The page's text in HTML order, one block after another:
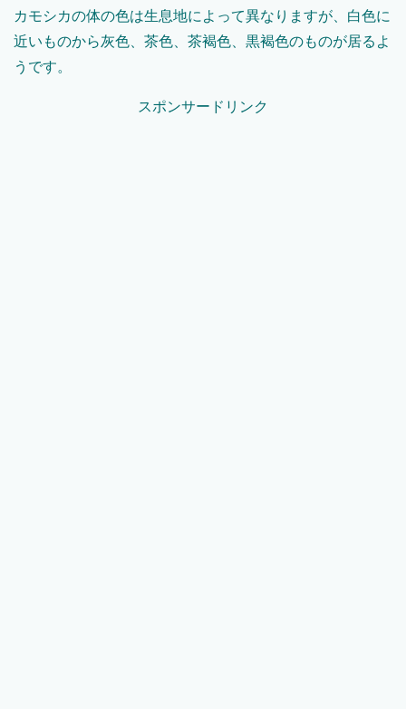
カモシカの体の色は生息地によって異なりますが、白色に
近いものから灰色、茶色、茶褐色、黒褐色のものが居るよ
うです。
スポンサードリンク